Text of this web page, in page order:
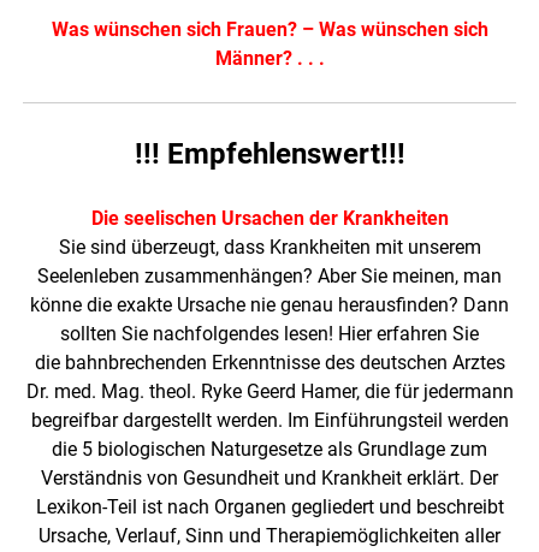
Was wünschen sich Frauen? – Was wünschen sich
Männer? . . .
!!! Empfehlenswert!!!
Die seelischen Ursachen der Krankheiten
Sie sind überzeugt, dass Krankheiten mit unserem
Seelenleben zusammenhängen? Aber Sie meinen, man
könne die exakte Ursache nie genau herausfinden? Dann
sollten Sie nachfolgendes lesen! Hier erfahren Sie
die bahnbrechenden Erkenntnisse des deutschen Arztes
Dr. med. Mag. theol. Ryke Geerd Hamer, die für jedermann
begreifbar dargestellt werden. Im Einführungsteil werden
die 5 biologischen Naturgesetze als Grundlage zum
Verständnis von Gesundheit und Krankheit erklärt. Der
Lexikon-Teil ist nach Organen gegliedert und beschreibt
Ursache, Verlauf, Sinn und Therapiemöglichkeiten aller